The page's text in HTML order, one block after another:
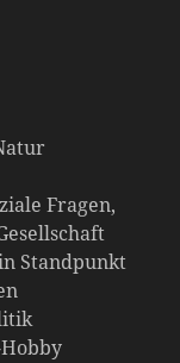
meine
Gedanken
Fragen,
Standpunkt